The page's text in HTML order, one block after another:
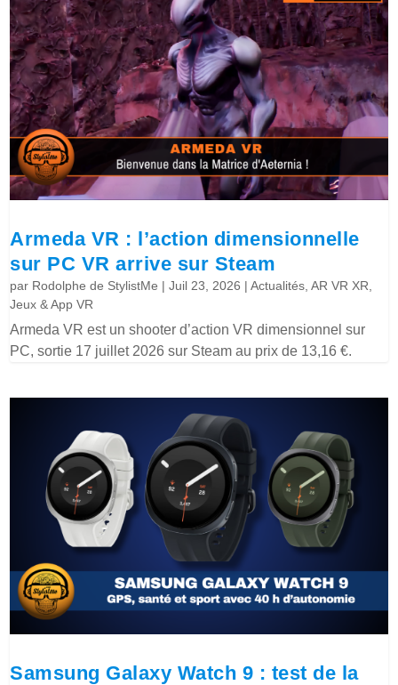
Armeda VR : l’action dimensionnelle
sur PC VR arrive sur Steam
par Rodolphe de StylistMe |Juil 23, 2026 |Actualités ,AR VR XR
Jeux & App VR
Armeda VR est un shooter d’action VR dimensionnel sur
PC, sortie 17 juillet 2026 sur Steam au prix de 13,16 €.
Samsung Galaxy Watch 9 : test de la